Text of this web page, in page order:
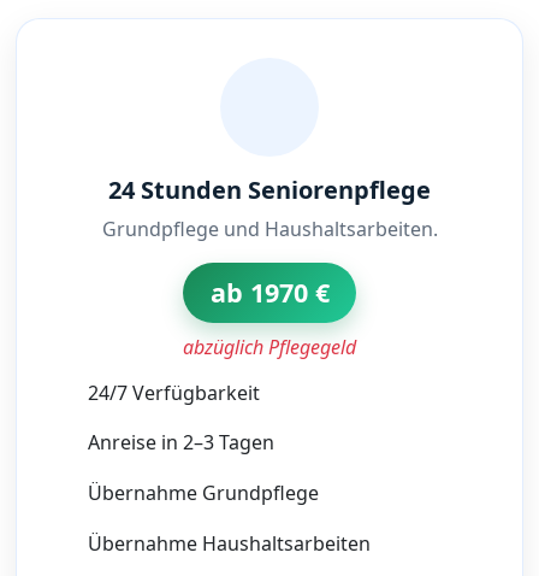
24 Stunden Seniorenpflege
Grundpflege und Haushaltsarbeiten.
ab 1970 €
abzüglich Pflegegeld
24/7 Verfügbarkeit
Anreise in 2–3 Tagen
Übernahme Grundpflege
Übernahme Haushaltsarbeiten